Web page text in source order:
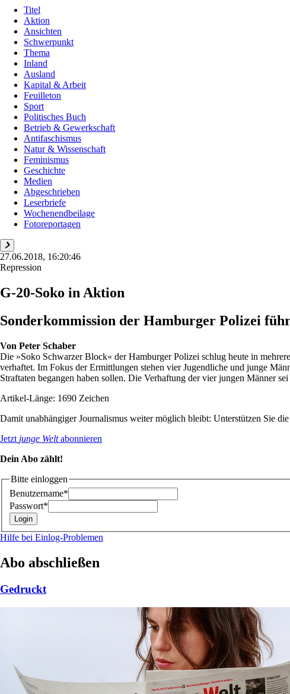
Titel
Aktion
Ansichten
Schwerpunkt
Thema
Inland
Ausland
Kapital & Arbeit
Feuilleton
Sport
Politisches Buch
Betrieb & Gewerkschaft
Antifaschismus
Natur & Wissenschaft
Feminismus
Geschichte
Medien
Abgeschrieben
Leserbriefe
Wochenendbeilage
Fotoreportagen
27.06.2018, 16:20:46
Repression
G-20-Soko in Aktion
Sonderkommission der Hamburger Polizei
Von Peter Schaber
Die »Soko Schwarzer Block« der Hamburger Polizei schlug heute in
verhaftet. Im Fokus der Ermittlungen stehen vier Jugendliche und junge
Straftaten begangen haben sollen. Die Verhaftung der vier jungen Männer sei
Artikel-Länge: 1690 Zeichen
Damit unabhängiger Journalismus weiter möglich bleibt: Unterstützen Sie
Jetzt junge Weltabonnieren
Dein Abo zählt!
Bitte einloggen
Benutzername*
Passwort*
Hilfe bei Einlog-Problemen
Abo abschließen
Gedruckt